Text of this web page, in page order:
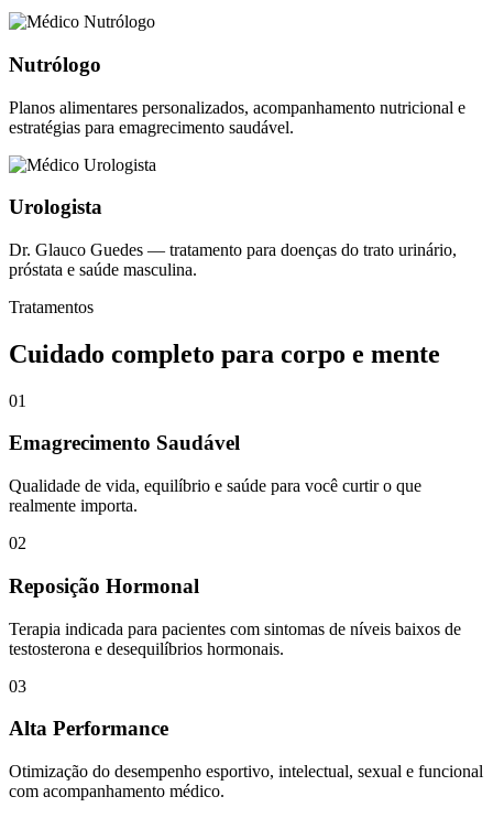
Nutrólogo
Planos alimentares personalizados, acompanhamento nutricional e
estratégias para emagrecimento saudável.
Urologista
Dr. Glauco Guedes — tratamento para doenças do trato urinário,
próstata e saúde masculina.
Tratamentos
Cuidado completo para corpo e mente
01
Emagrecimento Saudável
Qualidade de vida, equilíbrio e saúde para você curtir o que
realmente importa.
02
Reposição Hormonal
Terapia indicada para pacientes com sintomas de níveis baixos de
testosterona e desequilíbrios hormonais.
03
Alta Performance
Otimização do desempenho esportivo, intelectual, sexual e funcional
com acompanhamento médico.